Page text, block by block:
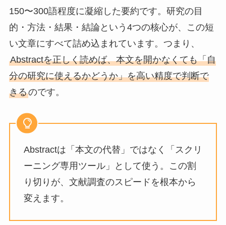
150〜300語程度に凝縮した要約です。研究の目
的・方法・結果・結論という4つの核心が、この短
い文章にすべて詰め込まれています。つまり、
Abstractを正しく読めば、本文を開かなくても「自
分の研究に使えるかどうか」を高い精度で判断で
きるのです。
Abstractは「本文の代替」ではなく「スクリ
ーニング専用ツール」として使う。この割
り切りが、文献調査のスピードを根本から
変えます。